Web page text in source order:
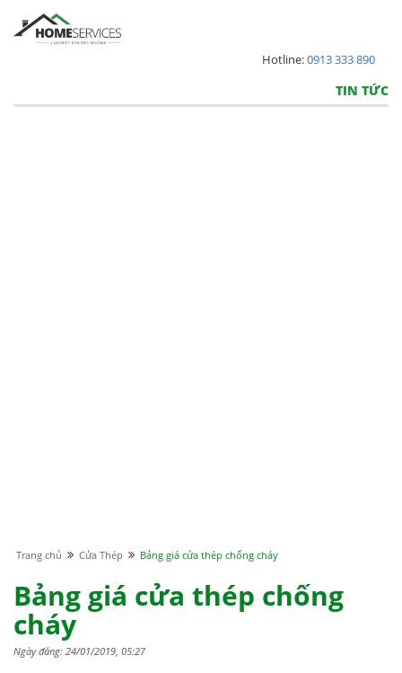
Hotline:0913 333 890
TIN TỨC
Trang chủ Cửa Thép Bảng giá cửa thép chống cháy
Bảng giá cửa thép chống
cháy
Ngày đăng: 24/01/2019, 05:27